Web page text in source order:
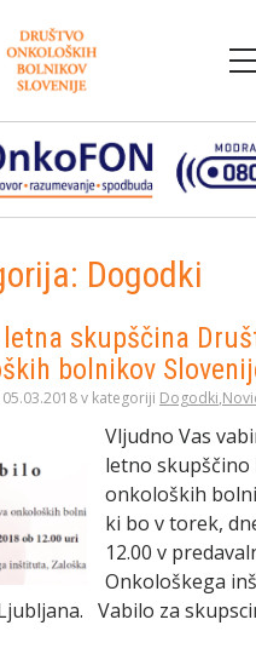
Dogodki
letna skupščina
bolnikov
v kategoriji Dogodki,
Vljudno Vas
letno skupščino
onkoloških
ki bo v torek,
12.00 v
Onkološkega
Vabilo za